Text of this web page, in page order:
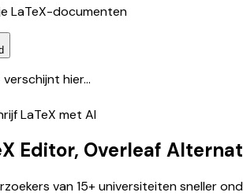
LaTeX-documenten
hier...
LaTeX met AI
Editor, Overleaf
van 15+ universiteiten sneller